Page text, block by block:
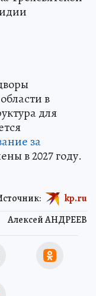
в
для
за
в 2027 году.
Алексей АНДРЕЕВ
kp.ru